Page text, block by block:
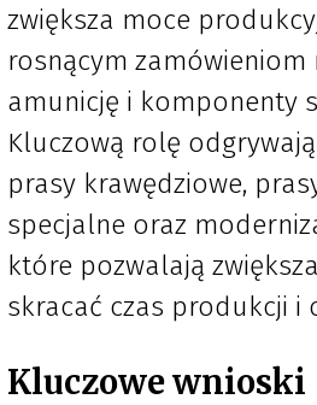
zwiększa moce
rosnącym zamówieniom
amunicję i komponenty
Kluczową rolę
prasy krawędziowe,
specjalne oraz
które pozwalają
skracać czas produkcji i
Kluczowe wnioski